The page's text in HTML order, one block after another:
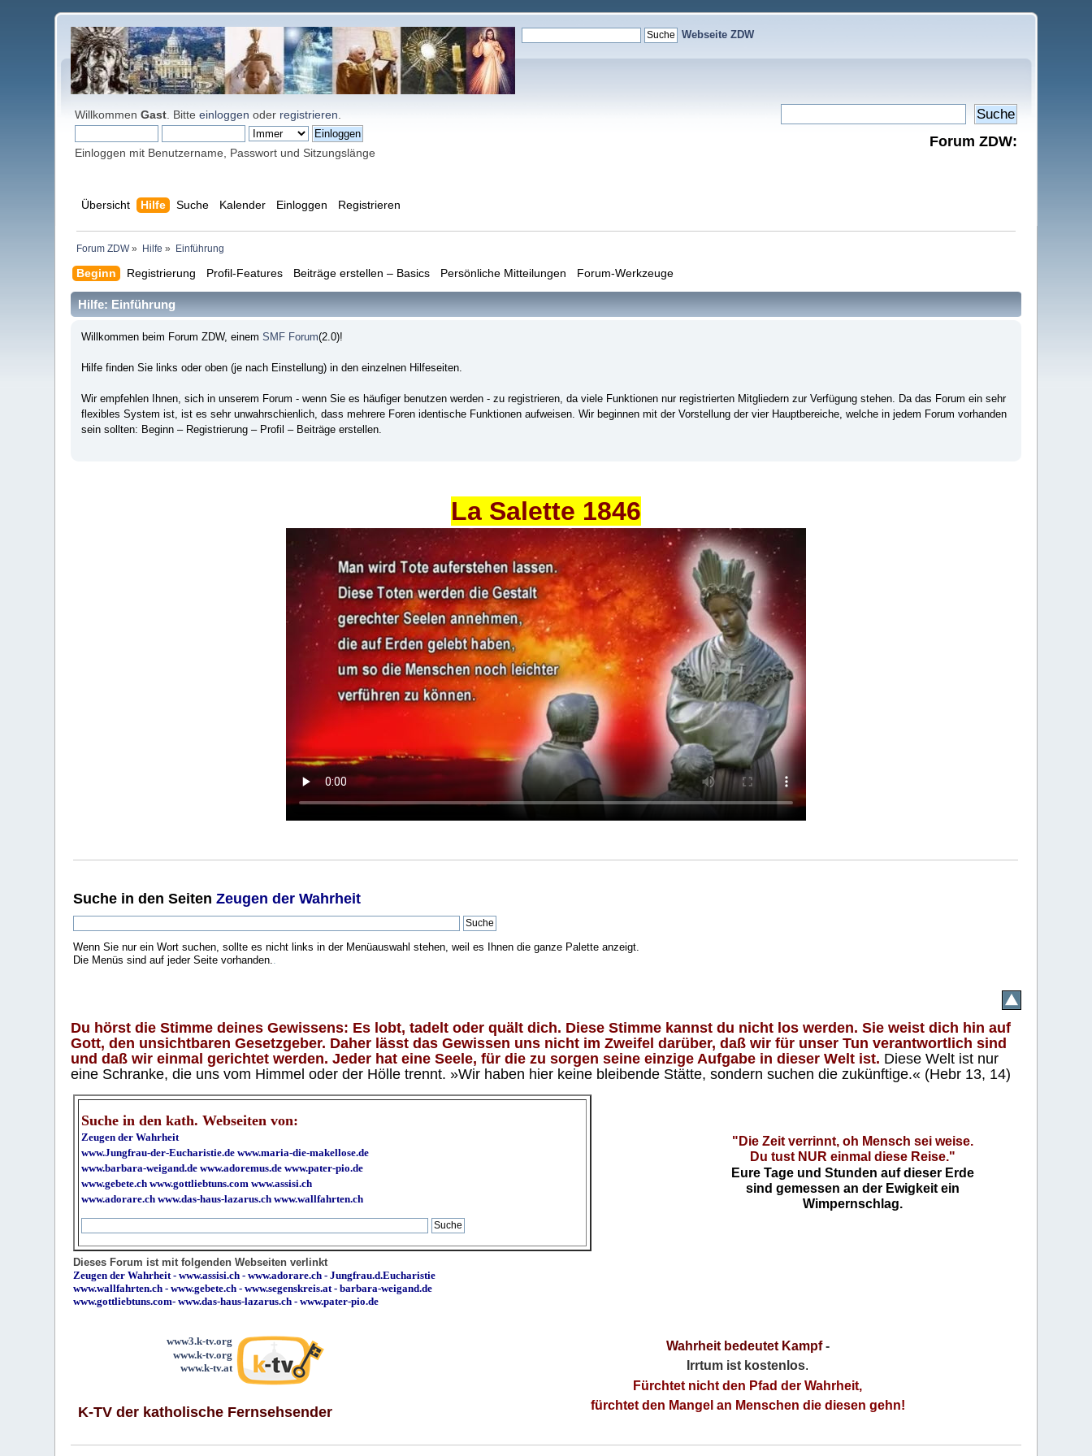
Webseite ZDW
WillkommenGast . Bitteeinloggen oder registrieren
Einloggen mit Benutzername, Passwort und Sitzungslänge
Forum ZDW:
Übersicht Hilfe Suche Kalender Einloggen Registrieren
Forum ZDW» Hilfe » Einführung
Beginn Registrierung Profil-Features Beiträge erstellen – Basics Persönliche Mitteilungen Forum-Werkzeuge
Hilfe: Einführung
Willkommen beim Forum ZDW, einem SMF Forum(2.0)!
Hilfe finden Sie links oder oben (je nach Einstellung) in den einzelnen Hilfeseiten.
Wir empfehlen Ihnen, sich in unserem Forum - wenn Sie es häufiger benutzen werden - zu registrieren, da viele Funktionen nur registrierten Mitgliedern zur Verfügung stehen. Da das Forum ein sehr
flexibles System ist, ist es sehr unwahrschienlich, dass mehrere Foren identische Funktionen aufweisen. Wir beginnen mit der Vorstellung der vier Hauptbereiche, welche in jedem Forum vorhanden
sein sollten: Beginn – Registrierung – Profil – Beiträge erstellen.
La Salette 1846
Suche in den SeitenZeugen der Wahrheit
Wenn Sie nur ein Wort suchen, sollte es nicht links in der Menüauswahl stehen, weil es Ihnen die ganze Palette anzeigt.
Die Menüs sind auf jeder Seite vorhanden..
Du hörst die Stimme deines Gewissens: Es lobt, tadelt oder quält dich. Diese Stimme kannst du nicht los werden. Sie weist dich hin auf
Gott, den unsichtbaren Gesetzgeber. Daher lässt das Gewissen uns nicht im Zweifel darüber, daß wir für unser Tun verantwortlich sind
und daß wir einmal gerichtet werden. Jeder hat eine Seele, für die zu sorgen seine einzige Aufgabe in dieser Welt ist. Diese Welt ist nur
eine Schranke, die uns vom Himmel oder der Hölle trennt. »Wir haben hier keine bleibende Stätte, sondern suchen die zukünftige.« (Hebr 13, 14)
Suche in den kath. Webseiten von:
Zeugen der Wahrheit
www.Jungfrau-der-Eucharistie.de www.maria-die-makellose.de
www.barbara-weigand.de www.adoremus.de www.pater-pio.de
www.gebete.ch www.gottliebtuns.com www.assisi.ch
www.adorare.ch www.das-haus-lazarus.ch www.wallfahrten.ch
"Die Zeit verrinnt, oh Mensch sei weise.
Du tust NUR einmal diese Reise."
Eure Tage und Stunden auf dieser Erde
sind gemessen an der Ewigkeit ein
Wimpernschlag.
Dieses Forum ist mit folgenden Webseiten verlinkt
Zeugen der Wahrheit-www.assisi.ch -www.adorare.ch -Jungfrau.d.Eucharistie
www.wallfahrten.ch -www.gebete.ch -www.segenskreis.at-barbara-weigand.de
www.gottliebtuns.com-www.das-haus-lazarus.ch - www.pater-pio.de
www3.k-tv.org
www.k-tv.org
www.k-tv.at
K-TV der katholische Fernsehsender
Wahrheit bedeutet Kampf-
Irrtum ist kostenlos.
Fürchtet nicht den Pfad der Wahrheit,
fürchtet den Mangel an Menschen die diesen gehn!